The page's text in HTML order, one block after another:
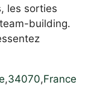
les sorties
building.
,34070,France